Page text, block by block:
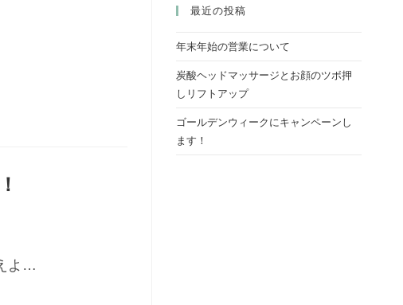
よ…
最近の投稿
年末年始の営業について
炭酸ヘッドマッサージとお顔のツボ押
しリフトアップ
ゴールデンウィークにキャンペーンし
ます！